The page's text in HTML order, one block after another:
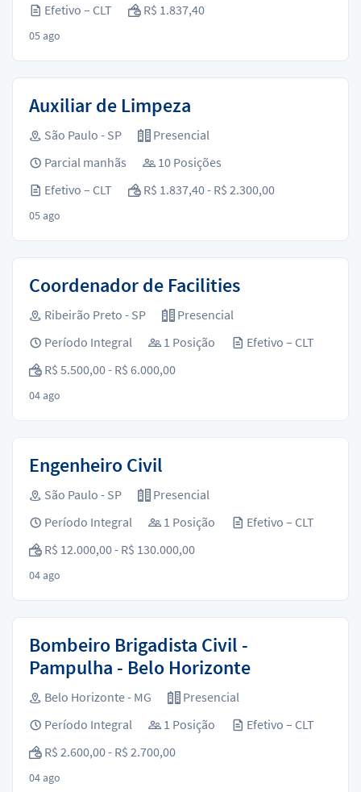
Efetivo – CLT
R$ 1.837,40
05 ago
Auxiliar de Limpeza
São Paulo - SP
Presencial
Parcial manhãs
10 Posições
Efetivo – CLT
R$ 1.837,40 - R$ 2.300,00
05 ago
Coordenador de Facilities
Ribeirão Preto - SP
Presencial
Período Integral
1 Posição
Efetivo – CLT
R$ 5.500,00 - R$ 6.000,00
04 ago
Engenheiro Civil
São Paulo - SP
Presencial
Período Integral
1 Posição
Efetivo – CLT
R$ 12.000,00 - R$ 130.000,00
04 ago
Bombeiro Brigadista Civil -
Pampulha - Belo Horizonte
Belo Horizonte - MG
Presencial
Período Integral
1 Posição
Efetivo – CLT
R$ 2.600,00 - R$ 2.700,00
04 ago